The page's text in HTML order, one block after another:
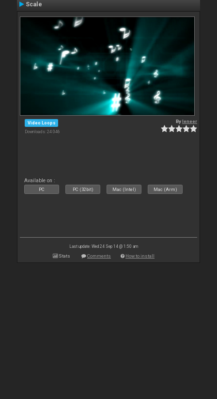
Scale
Video Loops
Downloads: 24 046
Byleneer
Available on :
PC PC (32bit) Mac (Intel) Mac (Arm)
Last update: Wed 24 Sep 14 @ 1:50 am
Stats Comments How to install